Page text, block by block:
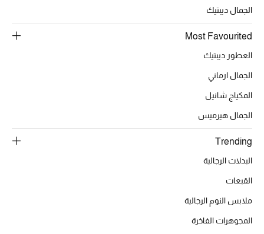
أبرز المصممين
تسوقوا التشكيلة
عرض جميع المنتجات
الجمال ديبتيك
Most Favourited
العطور ديبتيك
الجمال ارماني
المكياج شانيل
الجمال هيرميس
Trending
البدلات الرجالية
القبعات
ملابس النوم الرجالية
المجوهرات الفاخرة